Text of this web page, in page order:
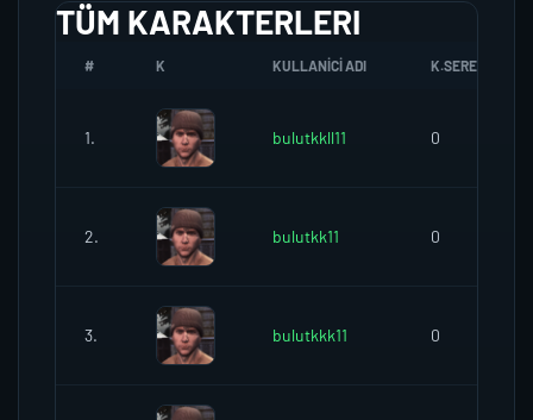
TÜM KARAKTERLERI
# K KULLANICI ADI K.SEREFI
1. bulutkkll11 0
2. bulutkk11 0
3. bulutkkk11 0